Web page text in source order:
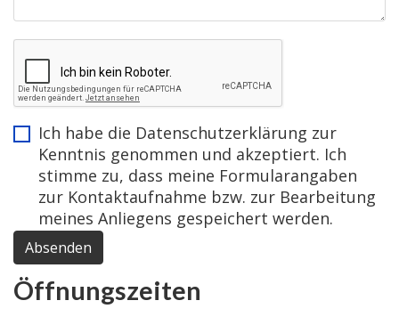
Ich habe die Datenschutzerklärung zur
Kenntnis genommen und akzeptiert. Ich
stimme zu, dass meine Formularangaben
zur Kontaktaufnahme bzw. zur Bearbeitung
meines Anliegens gespeichert werden.
Absenden
Öffnungszeiten